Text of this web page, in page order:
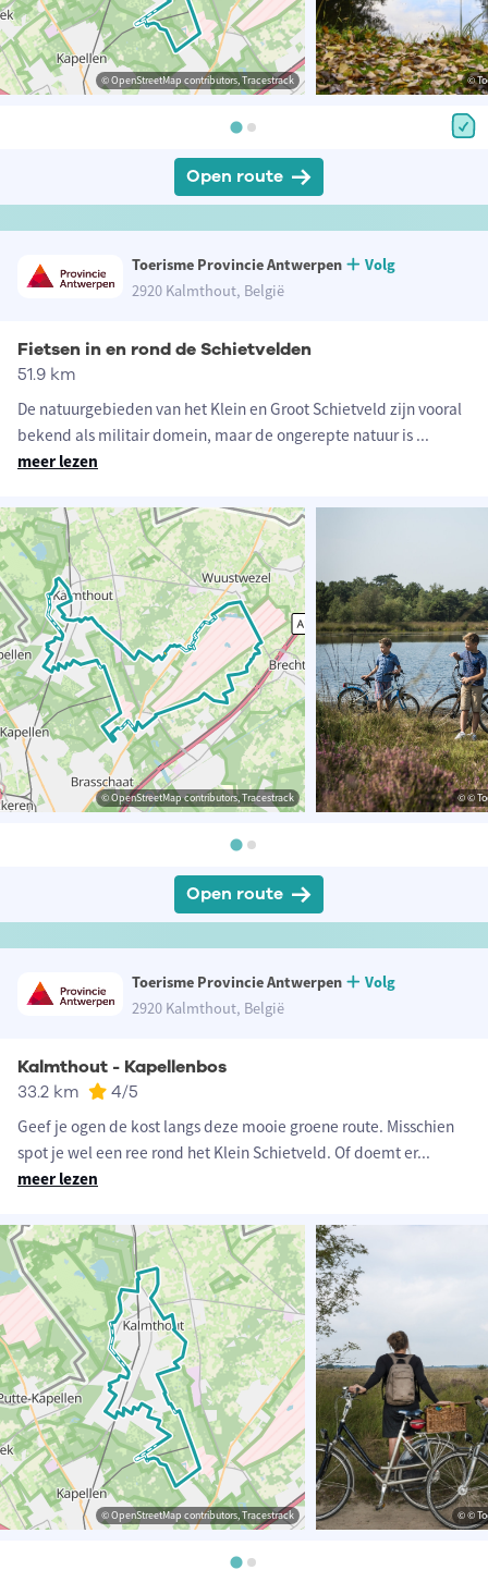
© OpenStreetMap contributors, Tracestrack ©
Open route
Toerisme Provincie Antwerpen
Volg
2920 Kalmthout, België
Fietsen in en rond de Schietvelden
51.9 km
De natuurgebieden van het Klein en Groot Schietveld zijn vooral
bekend als militair domein, maar de ongerepte natuur is ...
meer lezen
© OpenStreetMap contributors, Tracestrack © ©
Open route
Toerisme Provincie Antwerpen
Volg
2920 Kalmthout, België
Kalmthout - Kapellenbos
33.2 km 4/5
Geef je ogen de kost langs deze mooie groene route. Misschien
spot je wel een ree rond het Klein Schietveld. Of doemt er...
meer lezen
© OpenStreetMap contributors, Tracestrack © ©